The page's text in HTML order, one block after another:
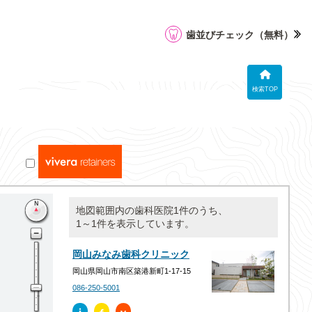
検索TOP
歯並びチェック （無料）
地図範囲内の歯科医院1件のうち、
1～1件を表示しています。
岡山みなみ歯科クリニック
岡山県岡山市南区築港新町1-17-15
086-250-5001